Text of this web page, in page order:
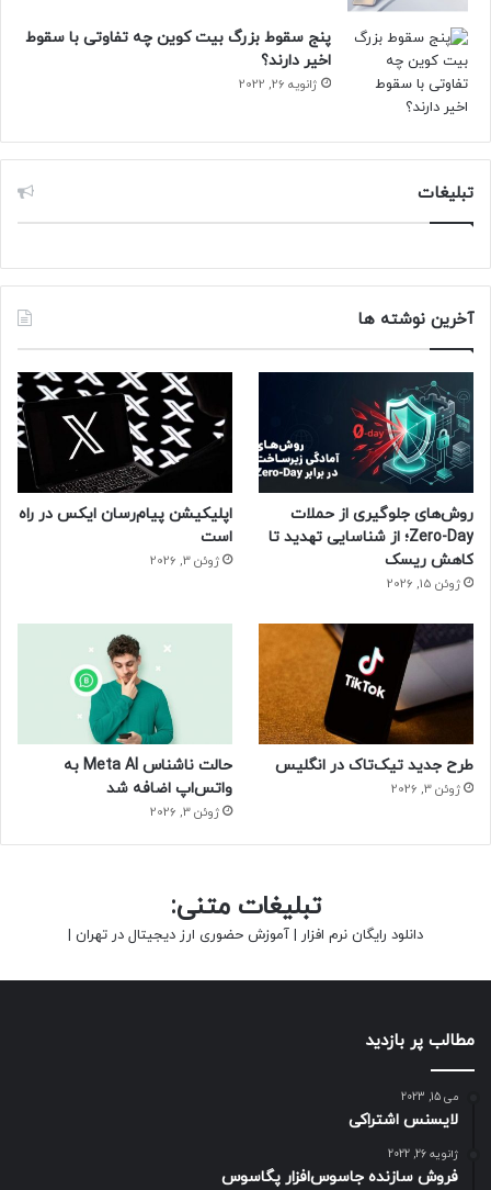
نتیجه‌ دادگاه اپل و اپیک گیمز؛ امکان استفاده از درگاه‌
پرداخت مستقل برای توسعه‌دهندگان
با این حال، تیم سوئینی این اقدامات را تضعیف اصول بنیادین
اینترنت توصیف می‌کند. به اعتقاد او، این سیاست‌ها آنقدر
محدودکننده هستند که «اگر اینترنت بعد از گوشی هوشمند
اختراع شده بود، اپل و گوگل از قرار گرفتن تمام مرورگرهای وب
روی پلتفرم‌های خود جلوگیری می‌کردند.»
از تراکنش‌های کاربران در این پلتفرم،‌ کارمزد دریافت می‌کند که
دریافت کارمزد از تراکنش‌های کاربران نیست، بلکه مخالف
انحصارگرایی است و اصرار دارد سازمان‌های ضدانحصار نباید اجازه
دهند یک شرکت کنترل کل بازار را به دست بگیرد و بعد،
سیاست‌های خود را در بازارهای نامرتبط تحمیل کند.
نظر شما درباره موضع اپیک گیمز در برابر سیاست‌های اپل و گوگل
چیست؟
پنج سقوط بزرگ بیت کوین چه تفاوتی با سقوط
اخیر دارند؟
ژانویه 26, 2022
تبلیغات
آخرین نوشته ها
روش‌های جلوگیری از حملات
Zero-Day؛ از شناسایی تهدید تا
کاهش ریسک
ژوئن 15, 2026
اپلیکیشن پیام‌رسان ایکس در راه
است
ژوئن 3, 2026
طرح جدید تیک‌تاک در انگلیس
ژوئن 3, 2026
حالت ناشناس Meta AI به
واتس‌اپ اضافه شد
ژوئن 3, 2026
تبلیغات متنی:
دانلود رایگان نرم افزار | آموزش حضوری ارز دیجیتال در تهران |
مطالب پر بازدید
می 15, 2023
لایسنس اشتراکی
ژانویه 26, 2022
فروش سازنده جاسوس‌افزار پگاسوس